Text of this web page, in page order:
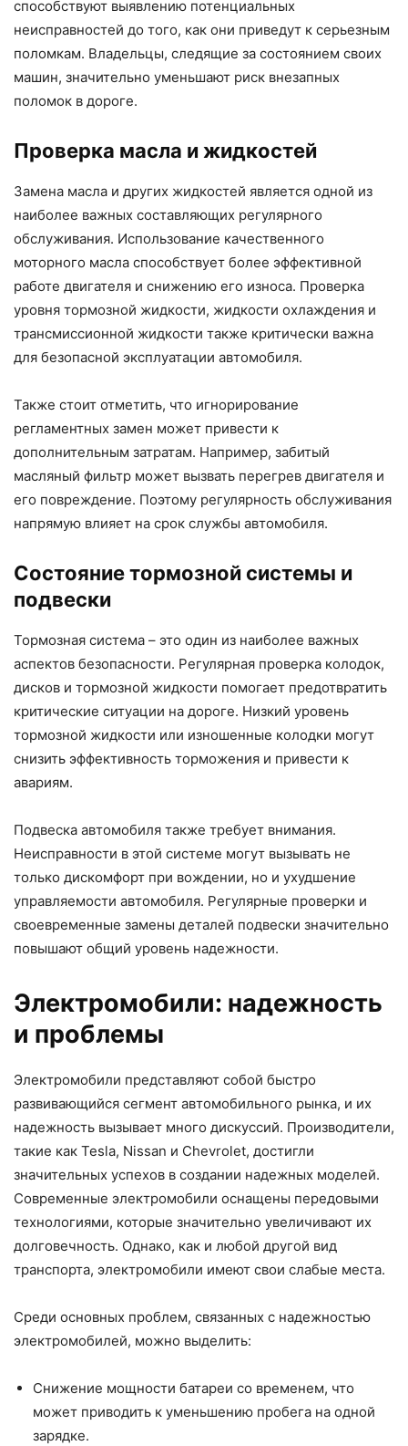
способствуют выявлению потенциальных
неисправностей до того, как они приведут к серьезным
поломкам. Владельцы, следящие за состоянием своих
машин, значительно уменьшают риск внезапных
поломок в дороге.
Проверка масла и жидкостей
Замена масла и других жидкостей является одной из
наиболее важных составляющих регулярного
обслуживания. Использование качественного
моторного масла способствует более эффективной
работе двигателя и снижению его износа. Проверка
уровня тормозной жидкости, жидкости охлаждения и
трансмиссионной жидкости также критически важна
для безопасной эксплуатации автомобиля.
Также стоит отметить, что игнорирование
регламентных замен может привести к
дополнительным затратам. Например, забитый
масляный фильтр может вызвать перегрев двигателя и
его повреждение. Поэтому регулярность обслуживания
напрямую влияет на срок службы автомобиля.
Состояние тормозной системы и
подвески
Тормозная система – это один из наиболее важных
аспектов безопасности. Регулярная проверка колодок,
дисков и тормозной жидкости помогает предотвратить
критические ситуации на дороге. Низкий уровень
тормозной жидкости или изношенные колодки могут
снизить эффективность торможения и привести к
авариям.
Подвеска автомобиля также требует внимания.
Неисправности в этой системе могут вызывать не
только дискомфорт при вождении, но и ухудшение
управляемости автомобиля. Регулярные проверки и
своевременные замены деталей подвески значительно
повышают общий уровень надежности.
Электромобили: надежность
и проблемы
Электромобили представляют собой быстро
развивающийся сегмент автомобильного рынка, и их
надежность вызывает много дискуссий. Производители,
такие как Tesla, Nissan и Chevrolet, достигли
значительных успехов в создании надежных моделей.
Современные электромобили оснащены передовыми
технологиями, которые значительно увеличивают их
долговечность. Однако, как и любой другой вид
транспорта, электромобили имеют свои слабые места.
Среди основных проблем, связанных с надежностью
электромобилей, можно выделить:
Снижение мощности батареи со временем, что
может приводить к уменьшению пробега на одной
зарядке.